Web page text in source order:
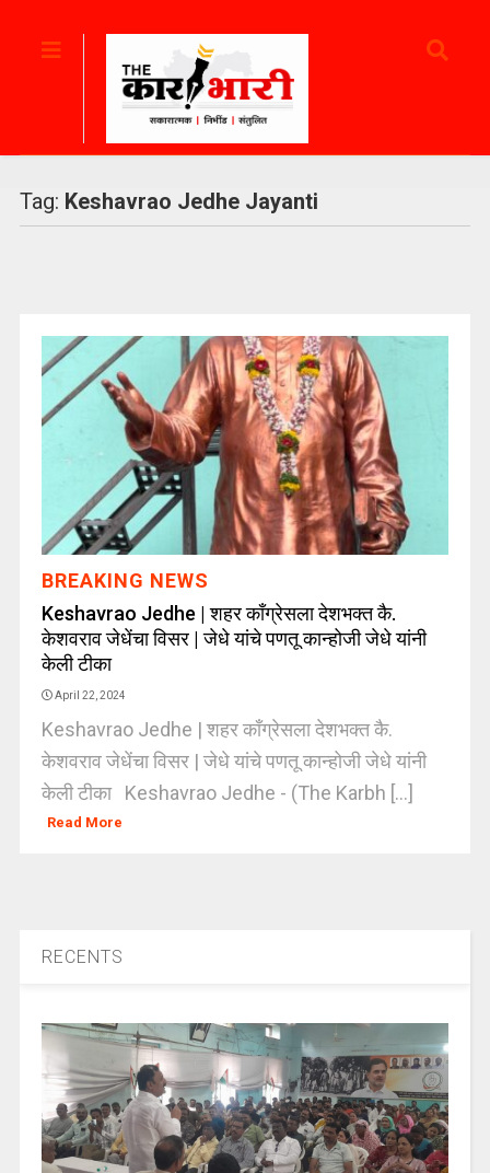
Tag: Keshavrao Jedhe Jayanti
BREAKING NEWS
Keshavrao Jedhe | शहर काँग्रेसला देशभक्त कै.
केशवराव जेधेंचा विसर | जेधे यांचे पणतू कान्होजी जेधे यांनी
केली टीका
April 22, 2024
Keshavrao Jedhe | शहर काँग्रेसला देशभक्त कै.
केशवराव जेधेंचा विसर | जेधे यांचे पणतू कान्होजी जेधे यांनी
केली टीका Keshavrao Jedhe - (The Karbh [...]
Read More
RECENTS